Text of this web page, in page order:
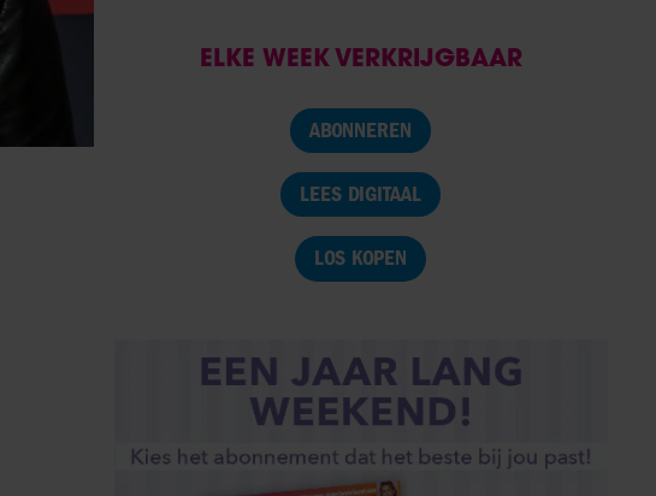
ELKE WEEK VERKRIJGBAAR
ABONNEREN
LEES DIGITAAL
LOS KOPEN